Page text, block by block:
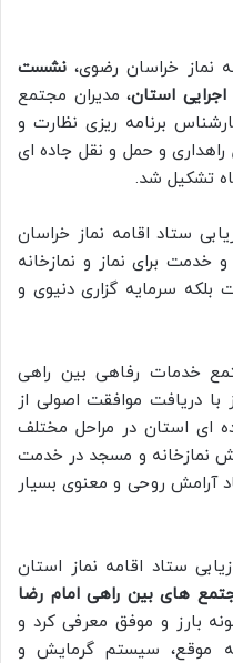
نماز خراسان رضوی، نشست
استان، مدیران مجتمع
برنامه ریزی نظارت و
راهداری و حمل و نقل جاده ای
ستاد اقامه نماز خراسان
برای نماز و نمازخانه
سرمایه گزاری دنیوی و
در این استان ۵۵ مجتمع خدمات رفاهی بین راهی
و ۱۳۶ مجتمع نیز با دریافت موافقت اصولی از
ای استان در مراحل مختلف
نمازخانه و مسجد در خدمت
آرامش روحی و معنوی بسیار
ستاد اقامه نماز استان
های بین راهی امام رضا
بارز و موفق معرفی کرد و
موقع، سیستم گرمایش و